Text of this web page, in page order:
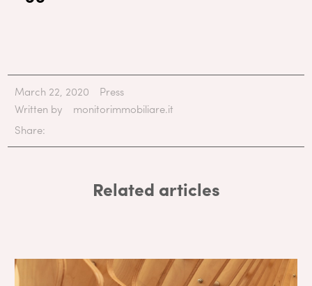
March 22, 2020
Press
Written by
monitorimmobiliare.it
Share:
Related articles